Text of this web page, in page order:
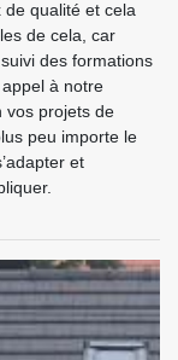
qualité et cela
de cela, car
des formations
à notre
vos projets de
peu importe le
et